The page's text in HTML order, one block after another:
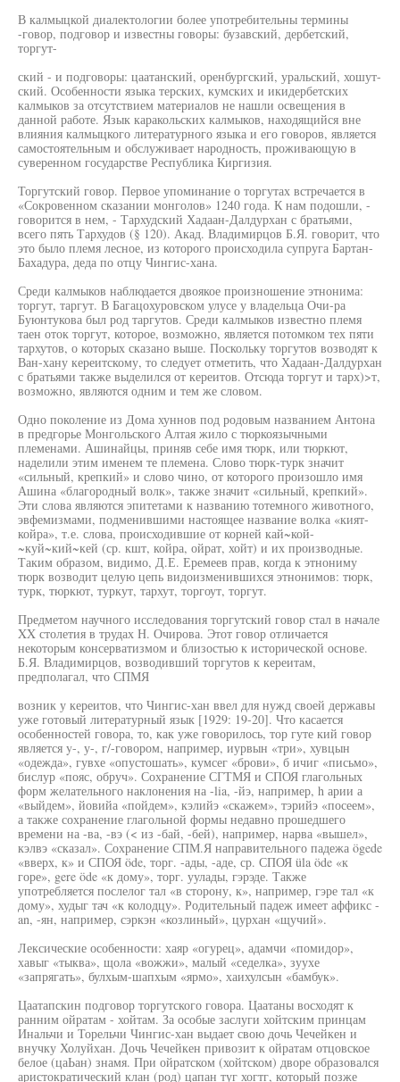
В калмыцкой диалектологии более употребительны термины
-говор, подговор и известны говоры: бузавский, дербетский,
торгут-
ский - и подговоры: цаатанский, оренбургский, уральский, хошут-
ский. Особенности языка терских, кумских и икидербетских
калмыков за отсутствием материалов не нашли освещения в
данной работе. Язык каракольских калмыков, находящийся вне
влияния калмыцкого литературного языка и его говоров, является
самостоятельным и обслуживает народность, проживающую в
суверенном государстве Республика Киргизия.
Торгутский говор. Первое упоминание о торгутах встречается в
«Сокровенном сказании монголов» 1240 года. К нам подошли, -
говорится в нем, - Тархудский Хадаан-Далдурхан с братьями,
всего пять Тархудов (§ 120). Акад. Владимирцов Б.Я. говорит, что
это было племя лесное, из которого происходила супруга Бартан-
Бахадура, деда по отцу Чингис-хана.
Среди калмыков наблюдается двоякое произношение этнонима:
торгут, таргут. В Багацохуровском улусе у владельца Очи-ра
Буюнтукова был род таргутов. Среди калмыков известно племя
таен оток торгут, которое, возможно, является потомком тех пяти
тархутов, о которых сказано выше. Поскольку торгутов возводят к
Ван-хану кереитскому, то следует отметить, что Хадаан-Далдурхан
с братьями также выделился от кереитов. Отсюда торгут и тарх)>т,
возможно, являются одним и тем же словом.
Одно поколение из Дома хуннов под родовым названием Антона
в предгорье Монгольского Алтая жило с тюркоязычными
племенами. Ашинайцы, приняв себе имя тюрк, или тюркют,
наделили этим именем те племена. Слово тюрк-турк значит
«сильный, крепкий» и слово чино, от которого произошло имя
Ашина «благородный волк», также значит «сильный, крепкий».
Эти слова являются эпитетами к названию тотемного животного,
эвфемизмами, подменившими настоящее название волка «кият-
койра», т.е. слова, происходившие от корней кай~кой-
~куй~кий~кей (ср. кшт, койра, ойрат, хойт) и их производные.
Таким образом, видимо, Д.Е. Еремеев прав, когда к этнониму
тюрк возводит целую цепь видоизменившихся этнонимов: тюрк,
турк, тюркют, туркут, тархут, торгоут, торгут.
Предметом научного исследования торгутский говор стал в начале
XX столетия в трудах Н. Очирова. Этот говор отличается
некоторым консерватизмом и близостью к исторической основе.
Б.Я. Владимирцов, возводивший торгутов к кереитам,
предполагал, что СПМЯ
возник у кереитов, что Чингис-хан ввел для нужд своей державы
уже готовый литературный язык [1929: 19-20]. Что касается
особенностей говора, то, как уже говорилось, тор гуте кий говор
является y-, у-, г/-говором, например, иурвын «три», хувцын
«одежда», гувхе «опустошать», кумсег «брови», б ичиг «письмо»,
бислур «пояс, обруч». Сохранение СГТМЯ и СПОЯ глагольных
форм желательного наклонения на -lia, -йэ, например, h арии а
«выйдем», йовийа «пойдем», кэлийэ «скажем», тэрийэ «посеем»,
а также сохранение глагольной формы недавно прошедшего
времени на -ва, -вэ (< из -бай, -бей), например, нарва «вышел»,
кэлвэ «сказал». Сохранение СПМ.Я направительного падежа ögede
«вверх, к» и СПОЯ öde, торг. -ады, -аде, ср. СПОЯ üla öde «к
горе», gere öde «к дому», торг. уулады, гэрэде. Также
употребляется послелог тал «в сторону, к», например, гэре тал «к
дому», худыг тач «к колодцу». Родительный падеж имеет аффикс -
an, -ян, например, сэркэн «козлиный», цурхан «щучий».
Лексические особенности: хаяр «огурец», адамчи «помидор»,
хавыг «тыква», щола «вожжи», малый «седелка», зуухе
«запрягать», булхым-шапхым «ярмо», хаихулсын «бамбук».
Цаатапскин подговор торгутского говора. Цаатаны восходят к
ранним ойратам - хойтам. За особые заслуги хойтским принцам
Инальчи и Торельчи Чингис-хан выдает свою дочь Чечейкен и
внучку Холуйхан. Дочь Чечейкен привозит к ойратам отцовское
белое (цаЬан) знамя. При ойратском (хойтском) дворе образовался
аристократический клан (род) цапан туг хогтг, который позже